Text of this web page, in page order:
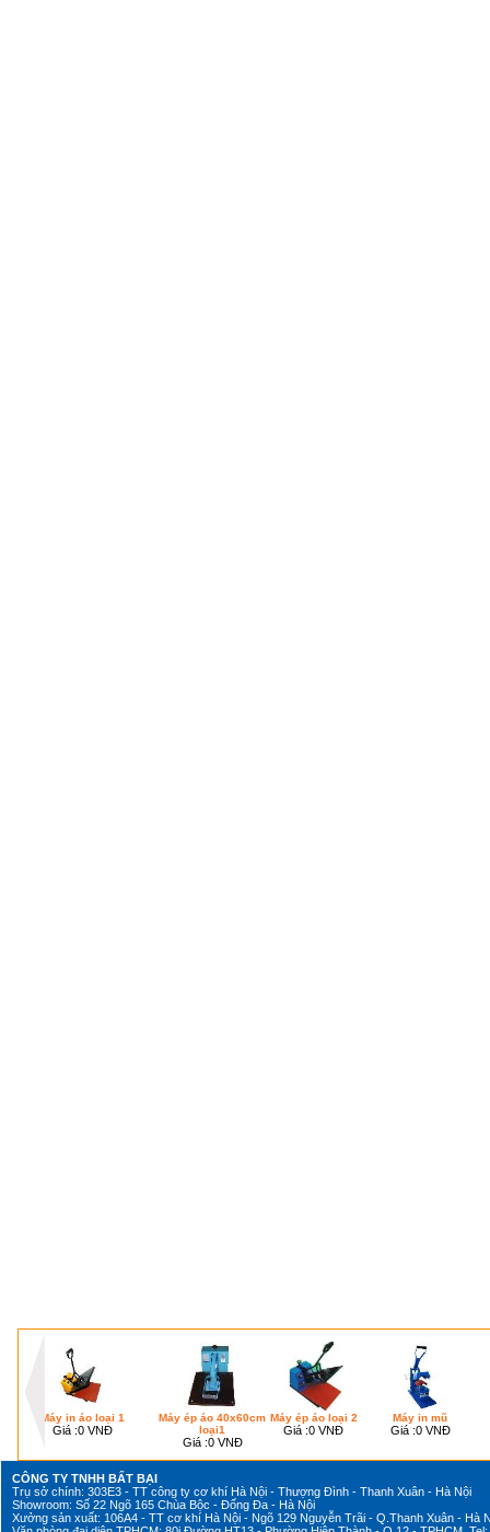
Máy in áo loại 1
Giá :0 VNĐ
Máy ép áo 40x60cm
loại1
Giá :0 VNĐ
Máy ép áo loại 2
Giá :0 VNĐ
Máy in mũ
Giá :0 VNĐ
CÔNG TY TNHH BẤT BẠI
Trụ sở chính: 303E3 - TT công ty cơ khí Hà Nội - Thượng Đình - Thanh Xuân - Hà Nội
Showroom: Số 22 Ngõ 165 Chùa Bộc - Đống Đa - Hà Nội
Xưởng sản xuất: 106A4 - TT cơ khí Hà Nội - Ngõ 129 Nguyễn Trãi - Q.Thanh Xuân - Hà